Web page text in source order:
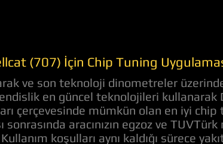
(707) İçin Chip Tuning
ve son teknoloji dinometreler
en güncel teknolojileri kullanarak
çerçevesinde mümkün olan en iyi chip
aracınızın egzoz ve
koşulları aynı kaldığı sürece